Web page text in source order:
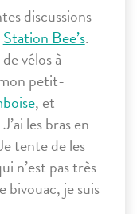
discussions
Station Bee’s.
vélos à
petit-
, et
les bras en
tente de les
n’est pas très
bivouac, je suis